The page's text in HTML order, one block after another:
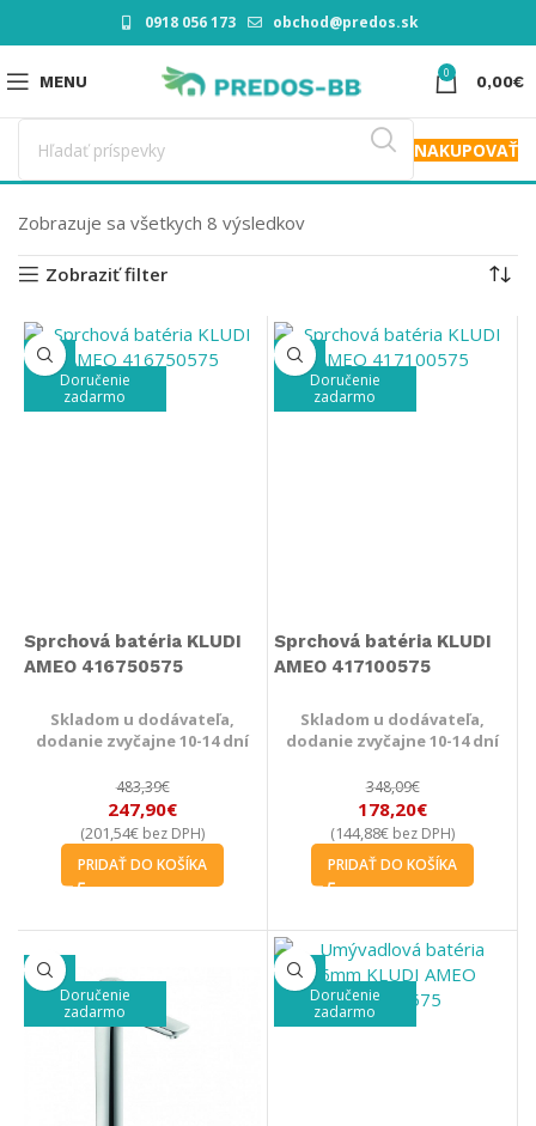
0918 056 173 obchod@predos.sk
MENU 0 0,00€
NAKUPOVAŤ
Zobrazuje sa všetkych 8 výsledkov
Zobraziť filter
-49%
Doručenie
zadarmo
Sprchová batéria KLUDI
AMEO 416750575
Skladom u dodávateľa,
dodanie zvyčajne 10-14 dní
483,39€
247,90€
(201,54€ bez DPH)
PRIDAŤ DO KOŠÍKA
-49%
Doručenie
zadarmo
Sprchová batéria KLUDI
AMEO 417100575
Skladom u dodávateľa,
dodanie zvyčajne 10-14 dní
348,09€
178,20€
(144,88€ bez DPH)
PRIDAŤ DO KOŠÍKA
-27%
Doručenie
zadarmo
-45%
Doručenie
zadarmo